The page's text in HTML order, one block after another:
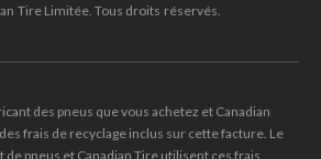
Tire Limitée. Tous droits réservés.
des pneus que vous achetez et Canadian
frais de recyclage inclus sur cette facture. Le
pneus et Canadian Tire utilisent ces frais